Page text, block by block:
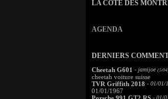
LA COTE DES
AGENDA
DERNIERS
Cheetah G601 - jamijoe (5/
cheetah voiture suisse
TVR Griffith 2018 - 01/01/
01/01/1967
- 01/